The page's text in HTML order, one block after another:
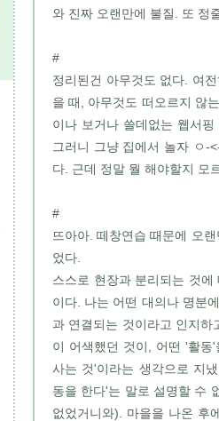
와 진짜 오랜만에 불질. 또 정
#
정리된건 아무것도 없다. 여
을 때, 아무것도 떠오르지 않
이나 보거나 쓸데없는 웹서
그러니 그냥 집에서 놀자 ㅇ-
다. 근데 정말 뭘 해야할지 모
#
뜨아아. 떼창연습 때문에 오
었다.
스스로 현장과 분리되는 것
이다. 나는 어떤 대의나 명분
과 연결되는 것이라고 인지
이 어색했던 것이, 어떤 '활
사는 것'이라는 생각으로 지
동을 한다'는 말로 설명할 수
없었거니와). 마을을 나온 후